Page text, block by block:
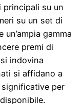
principali su un
su un set di
gamma
premi di
indovina
si affidano a
per